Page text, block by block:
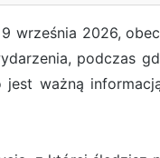
września 2026,
podczas
ważną